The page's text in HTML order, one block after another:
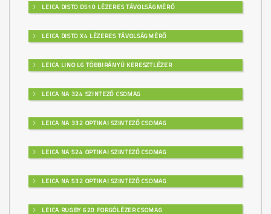
LEICA DISTO D510 LÉZERES TÁVOLSÁGMÉRŐ
LEICA DISTO X4 LÉZERES TÁVOLSÁGMÉRŐ
LEICA LINO L6 TÖBBIRÁNYÚ KERESZTLÉZER
LEICA NA 324 SZINTEZŐ CSOMAG
LEICA NA 332 OPTIKAI SZINTEZŐ CSOMAG
LEICA NA 524 OPTIKAI SZINTEZŐ CSOMAG
LEICA NA 532 OPTIKAI SZINTEZŐ CSOMAG
LEICA RUGBY 620 FORGÓLÉZER CSOMAG